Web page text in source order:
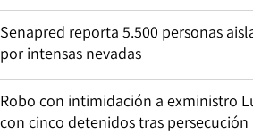
Senapred reporta 5.500 personas
por intensas nevadas
Robo con intimidación a exministro
con cinco detenidos tras persecución